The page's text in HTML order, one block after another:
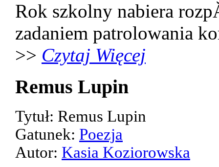
Rok szkolny nabiera
zadaniem patrolowania
>> Czytaj Więcej
Remus Lupin
Tytuł: Remus Lupin
Gatunek: Poezja
Autor: Kasia Koziorowska